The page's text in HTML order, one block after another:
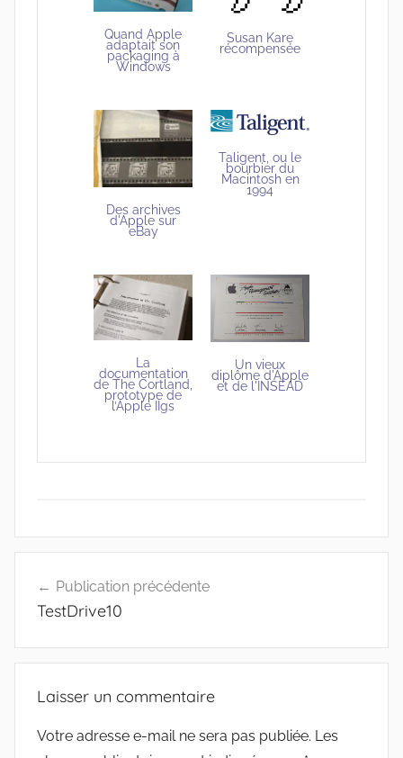
Quand Apple
adaptait son
packaging à
Windows
Susan Kare
récompensée
Des archives
d'Apple sur
eBay
Taligent, ou le
bourbier du
Macintosh en
1994
La
documentation
de The Cortland,
prototype de
l’Apple IIgs
Un vieux
diplôme d'Apple
et de l'INSEAD
de
Publication précédente
TestDrive10
Laisser un commentaire
Votre adresse e-mail ne sera pas publiée. Les